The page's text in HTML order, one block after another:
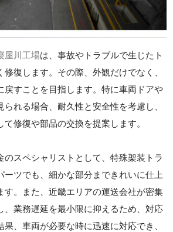
屋川工場は、事故やトラブルで生じたト
復します。その際、外観だけでなく、
戻すことを目指します。特に車両ドアや
れる場合、耐久性と安全性を考慮し、
修復や部品の交換を提案します。
のスペシャリストとして、特殊架装トラ
ーツでも、細かな部分まできれいに仕上
す。また、近畿エリアの運送会社が密集
、業務遅延を最小限に抑えるため、対応
、車両が必要な時に迅速に対応でき、